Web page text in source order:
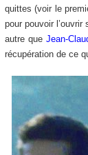
quittes (voir le
pour pouvoir
autre que Jean-
récupération de ce